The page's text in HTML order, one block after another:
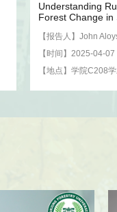
Understanding
Forest Change in
【报告人】John
【时间】2025-04-
【地点】学院C208